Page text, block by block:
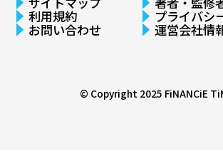
利用規約 プライバシ
お問い合わせ 運営会社情
© Copyright 2025 FiNANCiE